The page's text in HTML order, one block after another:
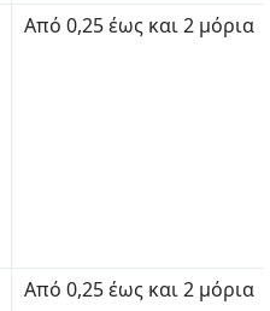
Από 0,25 έως και 2 μόρια
Από 0,25 έως και 2 μόρια